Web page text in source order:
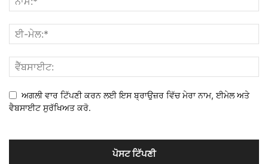
ਅਗਲੀ ਵਾਰ ਟਿੱਪਣੀ ਕਰਨ ਲਈ ਇਸ ਬ੍ਰਾਉਜ਼ਰ ਵਿੱਚ ਮੇਰਾ ਨਾਮ, ਈਮੇਲ ਅਤੇ
ਵੈਬਸਾਈਟ ਸੁਰੱਖਿਅਤ ਕਰੋ.